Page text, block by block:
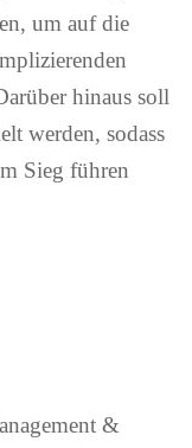
um auf die
hinaus soll
werden, sodass
Sieg führen
&